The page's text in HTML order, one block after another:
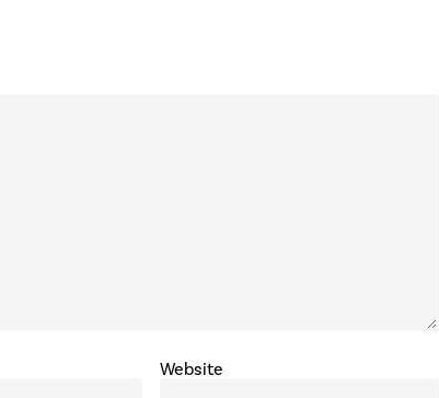
Website